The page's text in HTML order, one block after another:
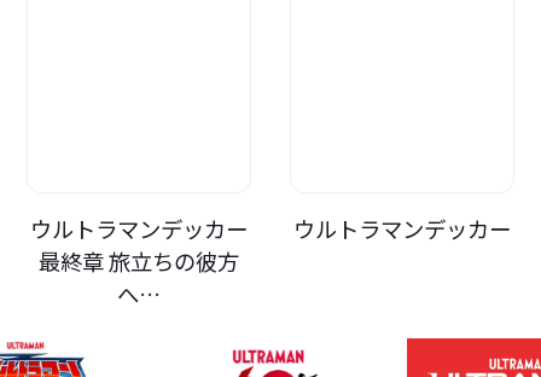
ウルトラマンデッカー
最終章 旅立ちの彼方
へ…
ウルトラマンデッカー